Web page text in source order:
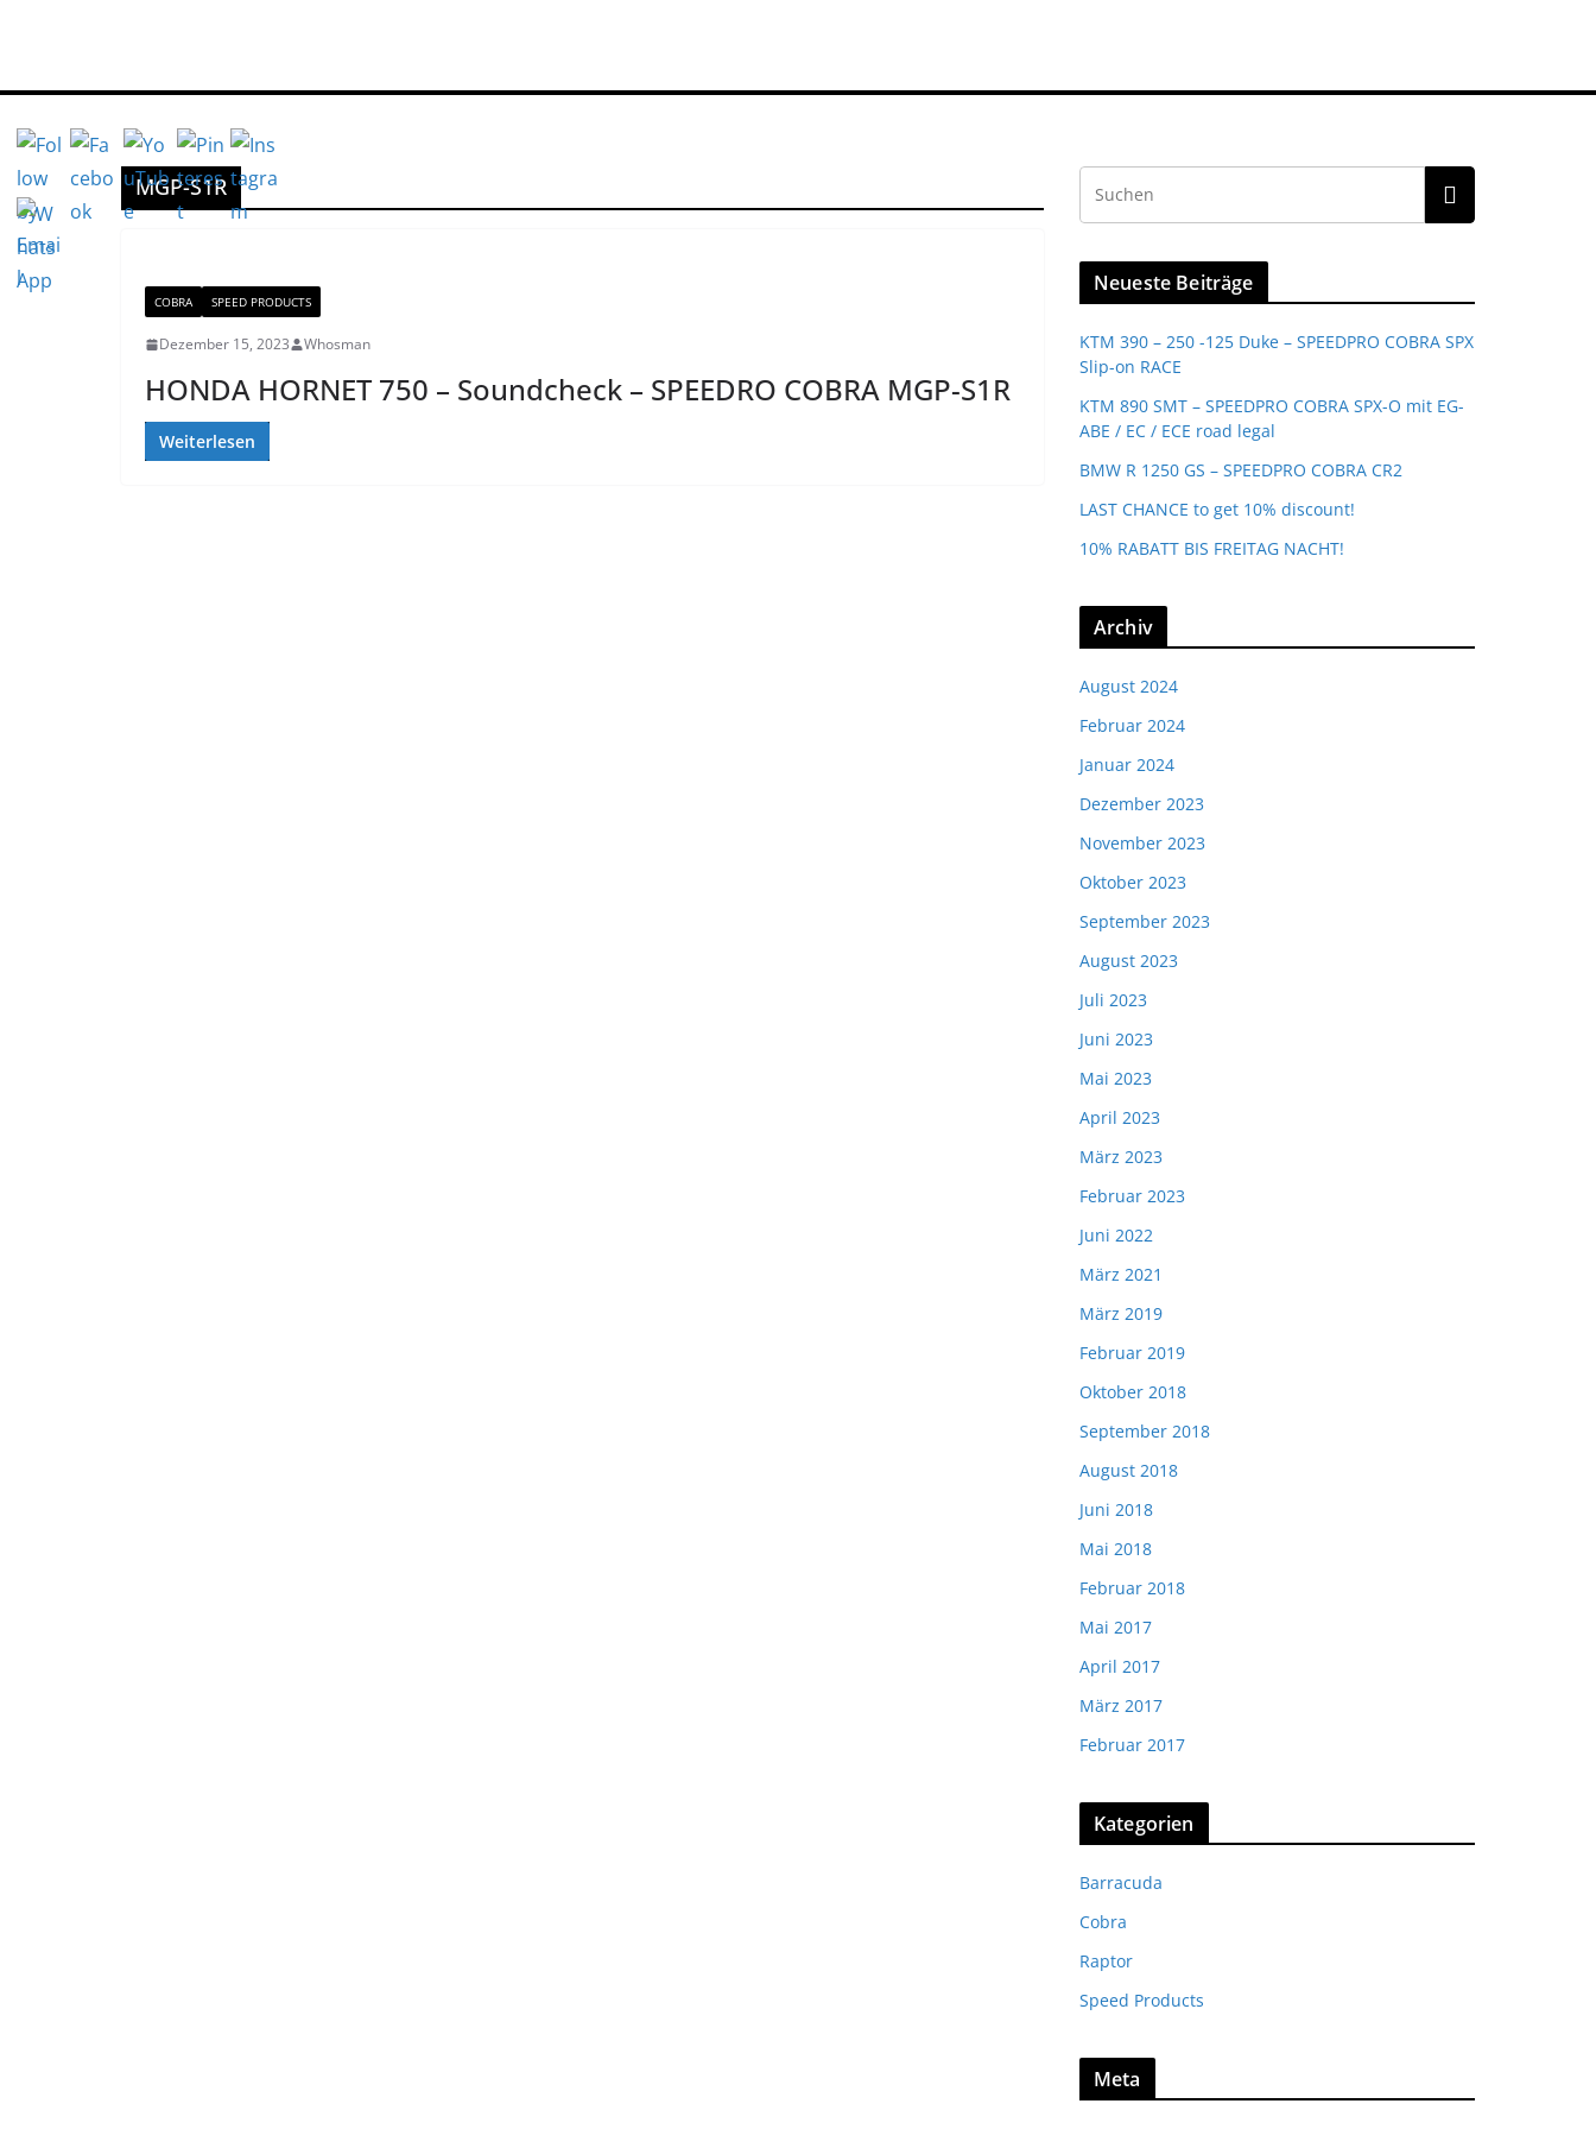
MGP-S1R
COBRA SPEED PRODUCTS
Dezember 15, 2023 Whosman
HONDA HORNET 750 – Soundcheck – SPEEDRO COBRA MGP-S1R
Weiterlesen
Neueste Beiträge
KTM 390 – 250 -125 Duke – SPEEDPRO COBRA SPX
Slip-on RACE
KTM 890 SMT – SPEEDPRO COBRA SPX-O mit EG-
ABE / EC / ECE road legal
BMW R 1250 GS – SPEEDPRO COBRA CR2
LAST CHANCE to get 10% discount!
10% RABATT BIS FREITAG NACHT!
Archiv
August 2024
Februar 2024
Januar 2024
Dezember 2023
November 2023
Oktober 2023
September 2023
August 2023
Juli 2023
Juni 2023
Mai 2023
April 2023
März 2023
Februar 2023
Juni 2022
März 2021
März 2019
Februar 2019
Oktober 2018
September 2018
August 2018
Juni 2018
Mai 2018
Februar 2018
Mai 2017
April 2017
März 2017
Februar 2017
Kategorien
Barracuda
Cobra
Raptor
Speed Products
Meta